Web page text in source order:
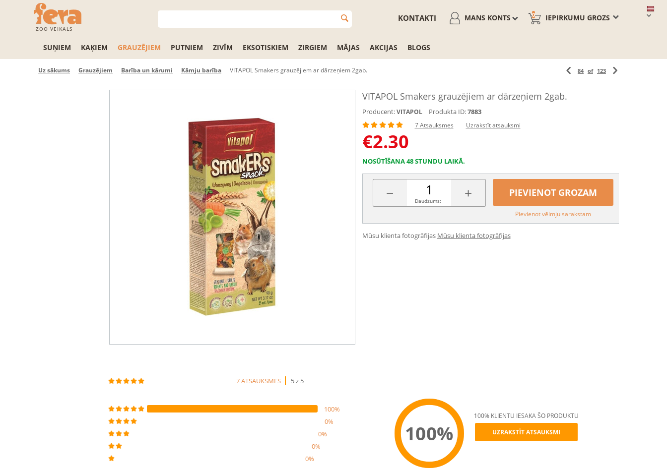
ZOO VEIKALS
IEPIRKUMU GROZS
0
MANS KONTS
KONTAKTI
SUŅIEM KAĶIEM GRAUZĒJIEM PUTNIEM ZIVĪM EKSOTISKIEM ZIRGIEM MĀJAS AKCIJAS BLOGS
Uz sākums Grauzējiem Barība un kārumi Kāmju barība VITAPOL Smakers grauzējiem ar dārzeņiem 2gab. 84 of 123
VITAPOL Smakers grauzējiem ar dārzeņiem 2gab.
Producent: VITAPOL Produkta ID:7883
7 Atsauksmes Uzrakstīt atsauksmi
€2.30
NOSŪTĪŠANA 48 STUNDU LAIKĀ.
− +
Daudzums:
PIEVIENOT GROZAM
Pievienot vēlmju sarakstam
Mūsu klienta fotogrāfijas Mūsu klienta fotogrāfijas
7 ATSAUKSMES 5 z 5
100%
0%
0%
0%
0%
100%
100% KLIENTU IESAKA ŠO PRODUKTU
UZRAKSTĪT ATSAUKSMI